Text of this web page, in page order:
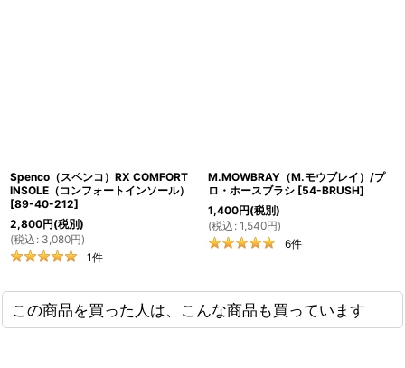
Spenco（スペンコ）RX COMFORT
INSOLE（コンフォートインソール）
[89-40-212]
2,800円(税別)
(税込 : 3,080円)
1件
M.MOWBRAY（M.モウブレイ）/プ
ロ・ホースブラシ [54-BRUSH]
1,400円(税別)
(税込 : 1,540円)
6件
この商品を買った人は、こんな商品も買っています